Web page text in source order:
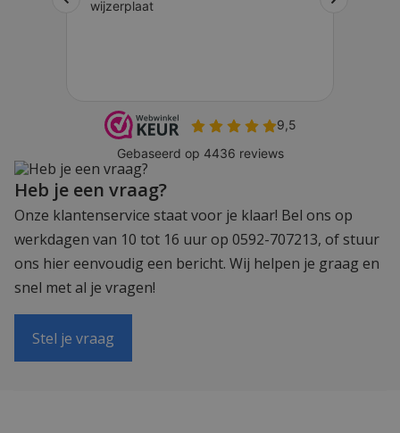
Heb je een vraag?
Onze klantenservice staat voor je klaar! Bel ons op
werkdagen van 10 tot 16 uur op 0592-707213, of stuur
ons hier eenvoudig een bericht. Wij helpen je graag en
snel met al je vragen!
Stel je vraag